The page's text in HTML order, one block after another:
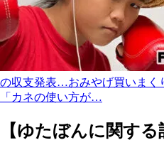
の収支発表…おみやげ買いまく
「カネの使い方が…
【ゆたぼんに関する